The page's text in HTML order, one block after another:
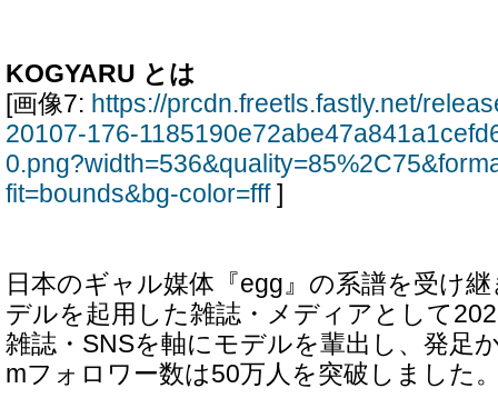
KOGYARU とは
[画像7: https://prcdn.freetls.fastly.net/
20107-176-
fit=bounds&bg-color=fff]
日本のギャル媒体『egg』の系譜を受け
デルを起用した雑誌・メディアとして
雑誌・SNSを軸にモデルを輩出し、発足
mフォロワー数は50万人を突破しました